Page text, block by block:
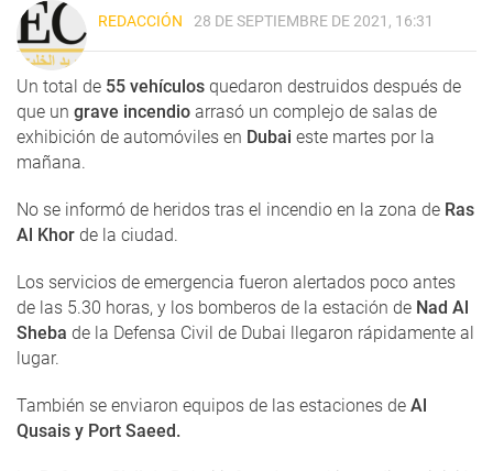
REDACCIÓN 28 DE SEPTIEMBRE DE 2021, 16:31
Un total de 55 vehículos quedaron destruidos después de
que un grave incendio arrasó un complejo de salas de
exhibición de automóviles en Dubai este martes por la
mañana.
No se informó de heridos tras el incendio en la zona de Ras
Al Khor de la ciudad.
Los servicios de emergencia fueron alertados poco antes
de las 5.30 horas, y los bomberos de la estación de Nad Al
Sheba de la Defensa Civil de Dubai llegaron rápidamente al
lugar.
También se enviaron equipos de las estaciones de Al
Qusais y Port Saeed.